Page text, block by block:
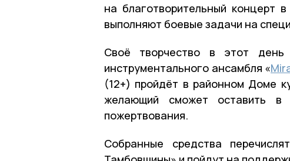
на благотворительный концерт
выполняют боевые задачи на
Своё творчество в этот день
инструментального ансамбля «
(12+) пройдёт в районном Доме
желающий сможет оставить в
пожертвования.
Собранные средства